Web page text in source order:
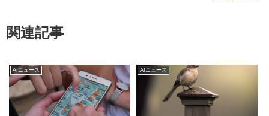
関連記事
AIニュース AIニュース